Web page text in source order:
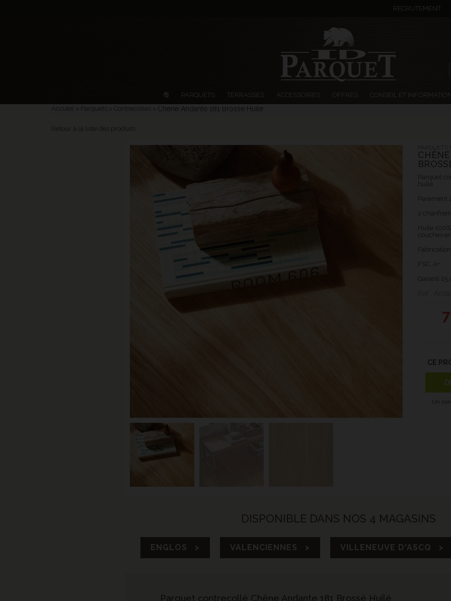
Accueil Parquets Contrecollés Chêne Andante 181 Brossé Huilé
Retour à la liste des produits
Parquet
huilé
Parement
2
Huile
couches
FSC, A+
Garanti 25
CE
Un
DISPONIBLE DANS NOS 4 MAGASINS
ENGLOS > VALENCIENNES > VILLENEUVE D'ASCQ >
Parquet contrecollé Chêne Andante 181 Brossé Huilé
RECRUTEMENT
PARQUETS TERRASSES ACCESSOIRES OFFRES CONSEIL ET